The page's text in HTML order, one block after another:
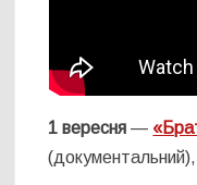
1 вересня —